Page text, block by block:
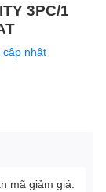
3PC/1
nhật
mã giảm giá.